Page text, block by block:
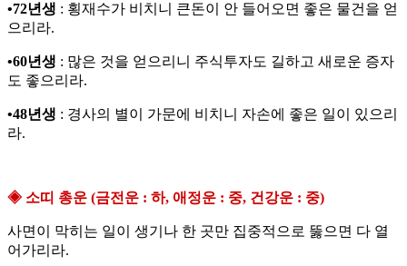
•72년생 : 횡재수가 비치니 큰돈이 안 들어오면 좋은 물건을 얻
으리라.
•60년생 : 많은 것을 얻으리니 주식투자도 길하고 새로운 증자
도 좋으리라.
•48년생 : 경사의 별이 가문에 비치니 자손에 좋은 일이 있으리
라.
◈ 소띠 총운 (금전운 : 하, 애정운 : 중, 건강운 : 중)
사면이 막히는 일이 생기나 한 곳만 집중적으로 뚫으면 다 열
어가리라.